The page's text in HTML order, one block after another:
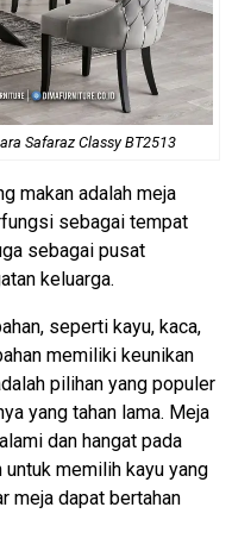
Safaraz Classy BT2513
makan adalah meja
sebagai tempat
sebagai pusat
keluarga.
seperti kayu, kaca,
memiliki keunikan
pilihan yang populer
yang tahan lama. Meja
dan hangat pada
untuk memilih kayu yang
meja dapat bertahan